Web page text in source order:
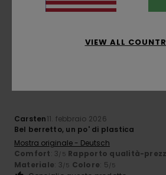
Carsten11. febbraio 2026
Bel berretto, un po' di plastica
Mostra originale - Deutsch
Comfort: 3 /5 Rapporto qualità-
Materiale: 3 /5 Colore: 5 /5
VIEW ALL